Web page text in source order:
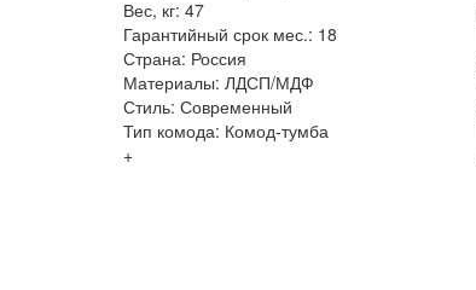
Вес, кг: 47
Гарантийный срок мес.: 18
Страна: Россия
Материалы: ЛДСП/МДФ
Стиль: Современный
Тип комода: Комод-тумба
+